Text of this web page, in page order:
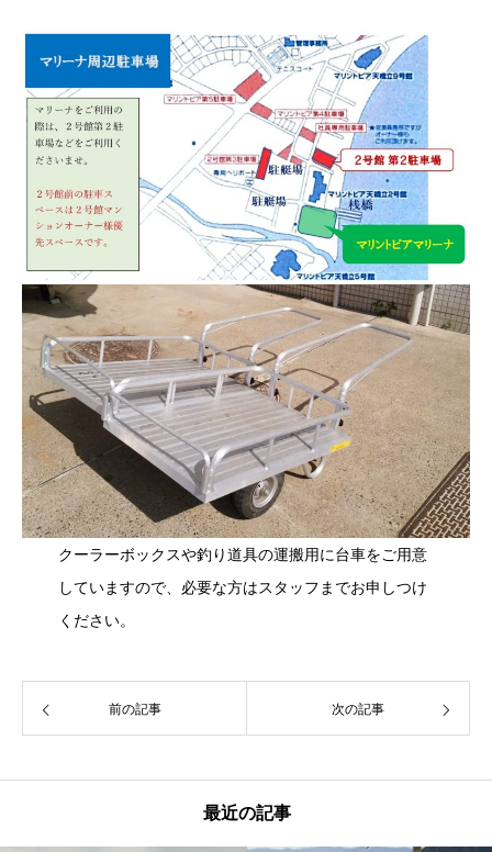
クーラーボックスや釣り道具の運搬用に台車をご用意
していますので、必要な方はスタッフまでお申しつけ
ください。
前の記事 次の記事
最近の記事